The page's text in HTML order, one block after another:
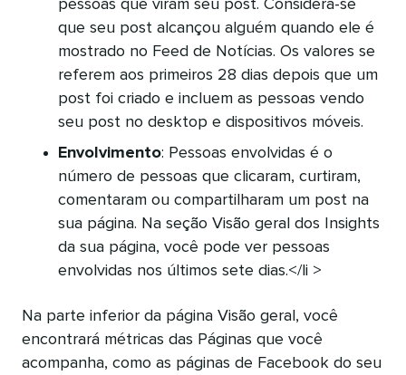
pessoas que viram seu post. Considera-se
que seu post alcançou alguém quando ele é
mostrado no Feed de Notícias. Os valores se
referem aos primeiros 28 dias depois que um
post foi criado e incluem as pessoas vendo
seu post no desktop e dispositivos móveis.
Envolvimento: Pessoas envolvidas é o
número de pessoas que clicaram, curtiram,
comentaram ou compartilharam um post na
sua página. Na seção Visão geral dos Insights
da sua página, você pode ver pessoas
envolvidas nos últimos sete dias.</li >
Na parte inferior da página Visão geral, você
encontrará métricas das Páginas que você
acompanha, como as páginas de Facebook do seu